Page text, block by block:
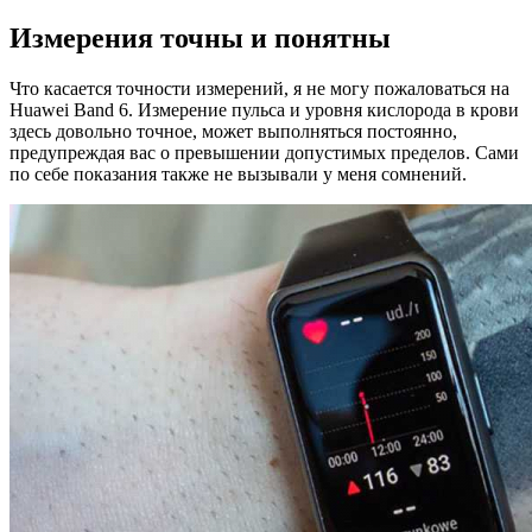
Измерения точны и понятны
Что касается точности измерений, я не могу пожаловаться на
Huawei Band 6. Измерение пульса и уровня кислорода в крови
здесь довольно точное, может выполняться постоянно,
предупреждая вас о превышении допустимых пределов. Сами
по себе показания также не вызывали у меня сомнений.